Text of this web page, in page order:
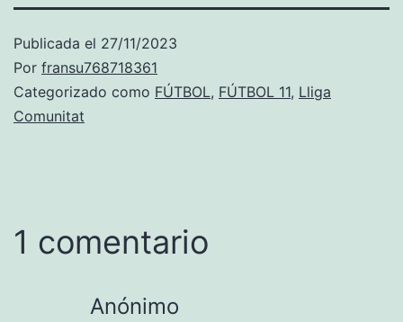
Publicada el 27/11/2023
Por fransu768718361
Categorizado como FÚTBOL, FÚTBOL 11, Lliga
Comunitat
1 comentario
Anónimo